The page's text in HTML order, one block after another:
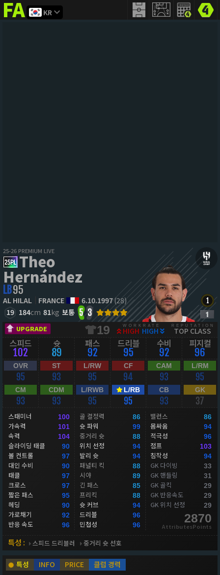
FIFAaddict
KR
25-26 PREMIUM LIVE
Theo
Hernández
LB95
AL HILAL FRANCE 6.10.1997(28)
19 184cm 81kg 보통 5 3
UPGRADE 19 WORKRATE
HIGH HIGH
REPUTATION
TOP CLASS
스피드
102
슛
89
패스
92
드리블
95
수비
92
피지컬
96
OVR
95
ST
93
L/RW
95
CF
94
CAM
93
L/RM
95
CM
93
CDM
93
L/RWB
95
L/RB
95
CB
93
GK
37
스태미너 100
가속력 101
속력 104
슬라이딩 태클 90
볼 컨트롤 97
대인 수비 90
태클 97
크로스 97
짧은 패스 95
헤딩 90
가로채기 92
반응 속도 96
골 결정력 86
슛 파워 99
중거리 슛 88
위치 선정 94
발리 슛 94
패널티 킥 88
시야 89
긴 패스 85
프리킥 88
슛 커브 94
드리블 96
민첩성 96
밸런스 86
몸싸움 94
적극성 96
점프 103
침착성 94
GK 다이빙 33
GK 핸들링 31
GK 골킥 29
GK 반응속도 29
GK 위치 선정 29
2870
AttributesPoints
특성 : 스피드 드리블러 중거리 슛 선호
특성 INFO PRICE
클럽 경력